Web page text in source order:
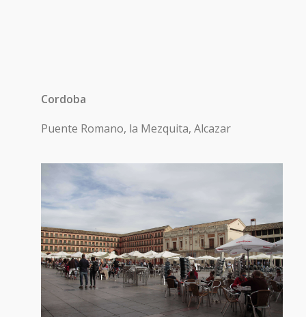
Cordoba
Puente Romano, la Mezquita, Alcazar